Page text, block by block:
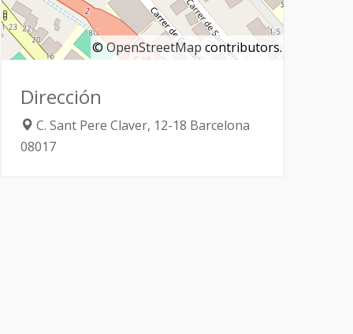
©OpenStreetMap contributors.
Dirección
C. Sant Pere Claver, 12-18 Barcelona
08017